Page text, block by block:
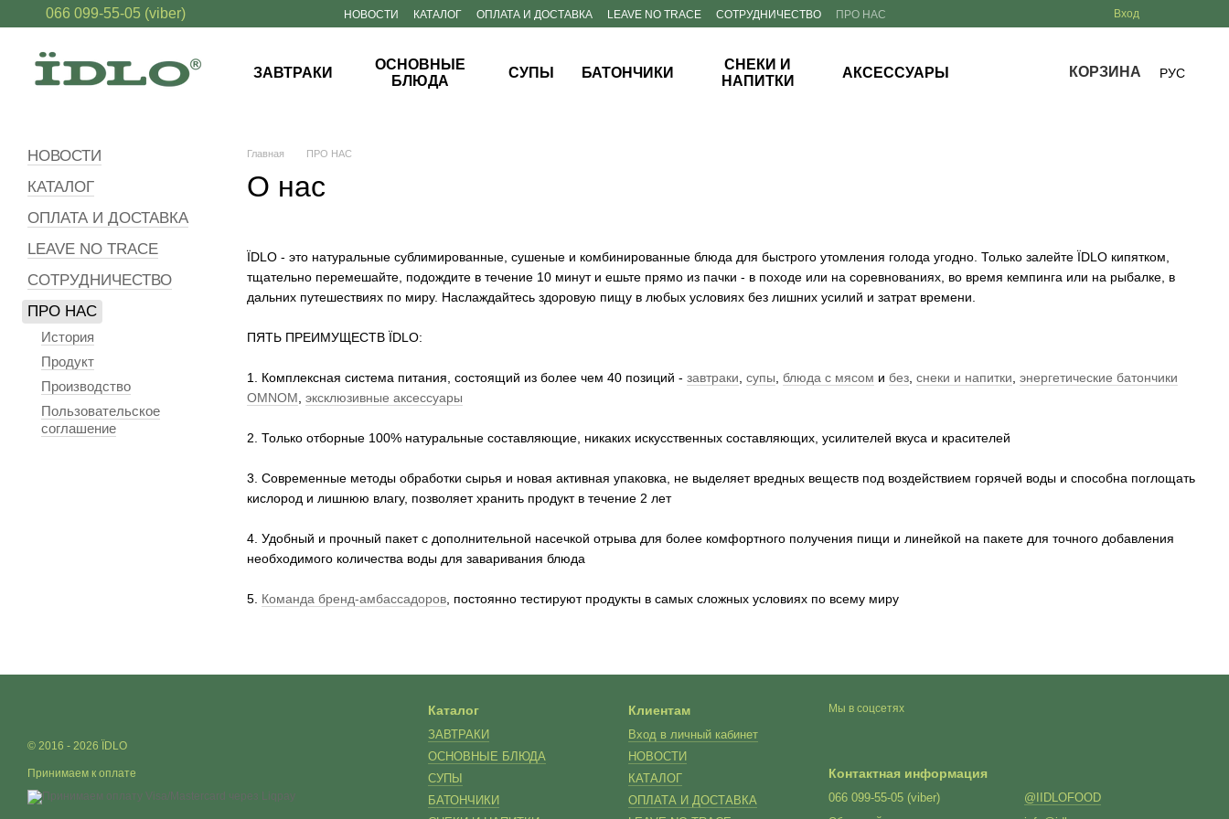
Перейти к основному контенту
066 099-55-05 (viber) НОВОСТИ КАТАЛОГ ОПЛАТА И ДОСТАВКА LEAVE NO TRACE СОТРУДНИЧЕСТВО ПРО НАС Вход
ЗАВТРАКИ
ОСНОВНЫЕ
БЛЮДА
СУПЫ БАТОНЧИКИ
СНЕКИ И
НАПИТКИ
АКСЕССУАРЫ КОРЗИНА РУС
Главная ПРО НАС
О нас
ЇDLO - это натуральные сублимированные, сушеные и комбинированные блюда для быстрого утомления голода угодно. Только залейте ЇDLO кипятком,
тщательно перемешайте, подождите в течение 10 минут и ешьте прямо из пачки - в походе или на соревнованиях, во время кемпинга или на рыбалке, в
дальних путешествиях по миру. Наслаждайтесь здоровую пищу в любых условиях без лишних усилий и затрат времени.
ПЯТЬ ПРЕИМУЩЕСТВ ЇDLO:
1. Комплексная система питания, состоящий из более чем 40 позиций - завтраки, супы, блюда с мясом и без, снеки и напитки, энергетические батончики
ОМNOM, эксклюзивные аксессуары
2. Только отборные 100% натуральные составляющие, никаких искусственных составляющих, усилителей вкуса и красителей
3. Современные методы обработки сырья и новая активная упаковка, не выделяет вредных веществ под воздействием горячей воды и способна поглощать
кислород и лишнюю влагу, позволяет хранить продукт в течение 2 лет
4. Удобный и прочный пакет с дополнительной насечкой отрыва для более комфортного получения пищи и линейкой на пакете для точного добавления
необходимого количества воды для заваривания блюда
5. Команда бренд-амбассадоров, постоянно тестируют продукты в самых сложных условиях по всему миру
НОВОСТИ
КАТАЛОГ
ОПЛАТА И ДОСТАВКА
LEAVE NO TRACE
СОТРУДНИЧЕСТВО
ПРО НАС
История
Продукт
Производство
Пользовательское
соглашение
© 2016 - 2026 ЇDLO
Принимаем к оплате
Каталог
ЗАВТРАКИ
ОСНОВНЫЕ БЛЮДА
СУПЫ
БАТОНЧИКИ
Клиентам
Вход в личный кабинет
НОВОСТИ
КАТАЛОГ
ОПЛАТА И ДОСТАВКА
Мы в соцсетях
Контактная информация
066 099-55-05 (viber)
@IIDLOFOOD